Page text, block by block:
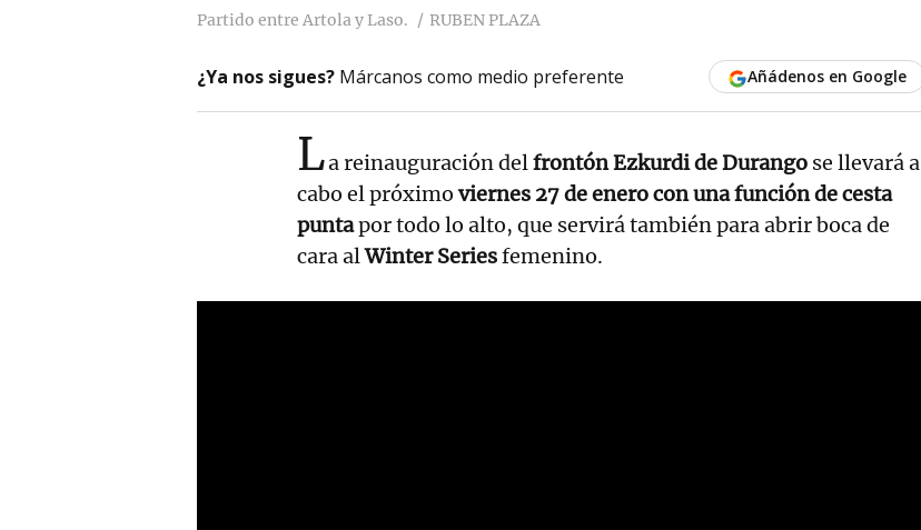
Partido entre Artola y Laso. RUBEN PLAZA
¿Ya nos sigues? Márcanos como medio preferente Añádenos en Google
La reinauguración delfrontón Ezkurdi de Durango se llevará a
cabo el próximo viernes 27 de enero con una función de cesta
puntapor todo lo alto, que servirá también para abrir boca de
cara alWinter Seriesfemenino.